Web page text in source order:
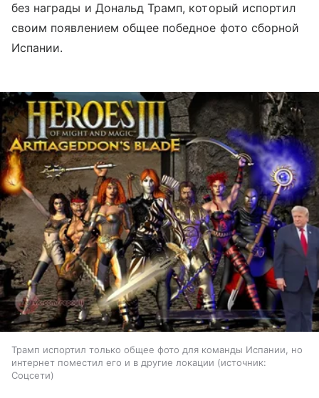
без награды и Дональд Трамп, который испортил
своим появлением общее победное фото сборной
Испании.
Трамп испортил только общее фото для команды Испании, но
интернет поместил его и в другие локации
источник:
Соцсети